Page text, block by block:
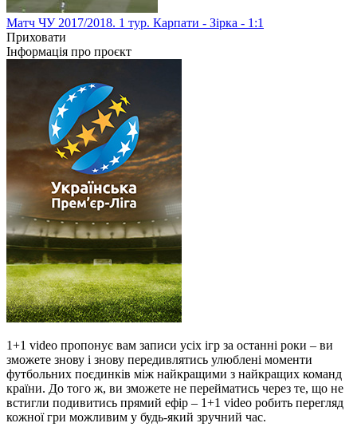
Матч ЧУ 2017/2018. 1 тур. Карпати - Зірка - 1:1
Приховати
Інформація про проєкт
1+1 video пропонує вам записи усіх ігр за останні роки – ви
зможете знову і знову передивлятись улюблені моменти
футбольних поєдинків між найкращими з найкращих команд
країни. До того ж, ви зможете не перейматись через те, що не
встигли подивитись прямий ефір – 1+1 video робить перегляд
кожної гри можливим у будь-який зручний час.